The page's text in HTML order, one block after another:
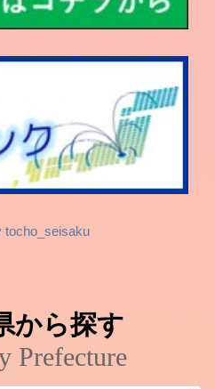
tocho_seisaku
から探す
Prefecture